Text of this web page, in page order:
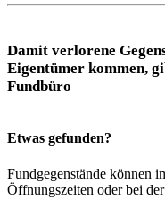
Damit verlorene
Eigentümer kommen,
Fundbüro
Etwas gefunden?
Fundgegenstände können
Öffnungszeiten oder bei